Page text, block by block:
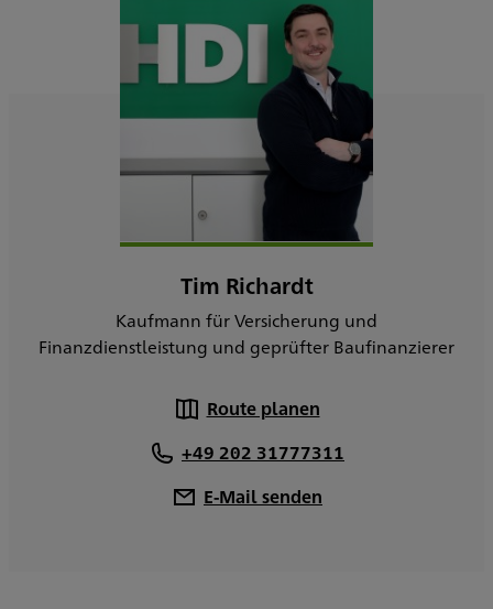
Tim Richardt
Kaufmann für Versicherung und
Finanzdienstleistung und geprüfter Baufinanzierer
Route planen
+49 202 31777311
E-Mail senden